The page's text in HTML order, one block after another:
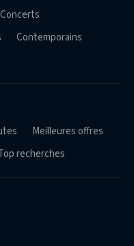
Concerts
Contemporains
Meilleures offres
recherches